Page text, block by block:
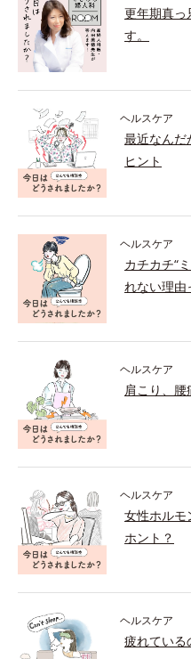
更年期真っ
す。
ヘルスケア
最近なん
ヒント
ヘルスケア
カチカチ“
れない理由
ヘルスケア
肩こり、
ヘルスケア
女性ホルモ
ホント？
ヘルスケア
疲れている